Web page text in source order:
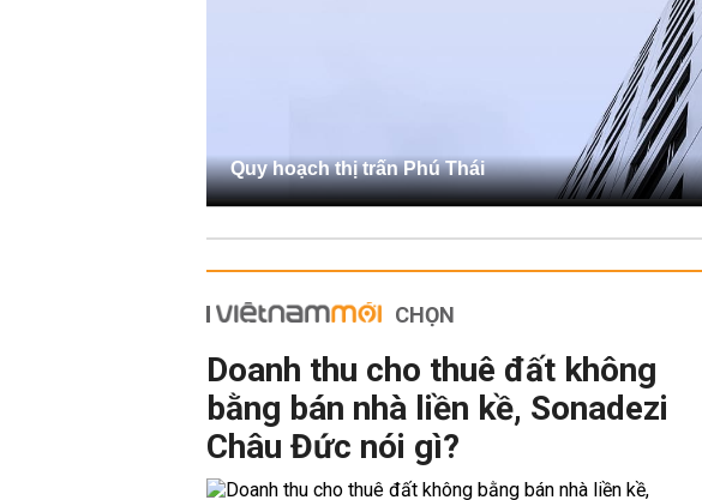
Quy hoạch thị trấn Phú Thái
CHỌN
Doanh thu cho thuê đất không
bằng bán nhà liền kề, Sonadezi
Châu Đức nói gì?